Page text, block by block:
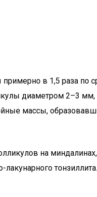
в 1,5 раза по
диаметром 2–3
массы,
на